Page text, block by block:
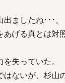
出ましたね･･･。
あげる真とは対
失っていた。
はないが、杉山